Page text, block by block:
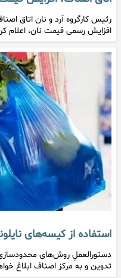
رئیس کارگروه آرد و نان اتاق
افزایش رسمی قیمت نان، اعلام
استفاده از کیسه‌های
دستورالعملِ روش‌های
تدوین و به مرکز اصناف ابلاغ